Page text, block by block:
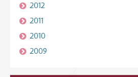
2012
2011
2010
2009